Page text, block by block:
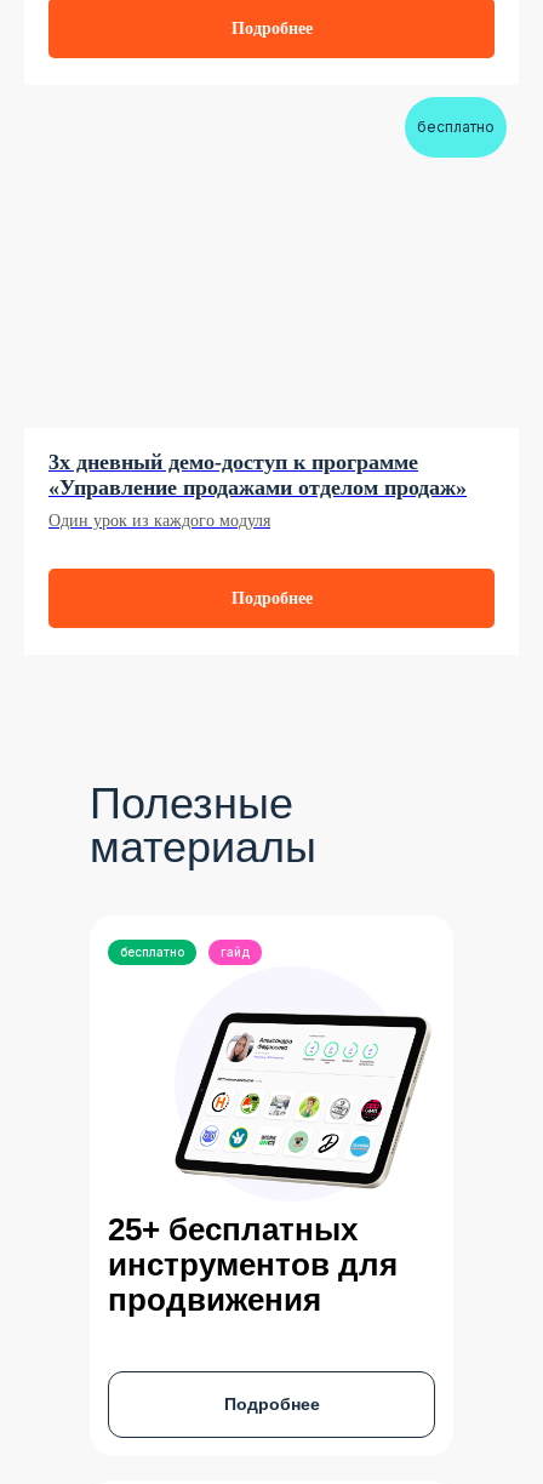
Подробнее
бесплатно
3х дневный демо-доступ к программе
«Управление продажами отделом продаж»
Один урок из каждого модуля
Подробнее
Полезные
материалы
Подробнее
25+ бесплатных
инструментов для
продвижения
гайд
бесплатно